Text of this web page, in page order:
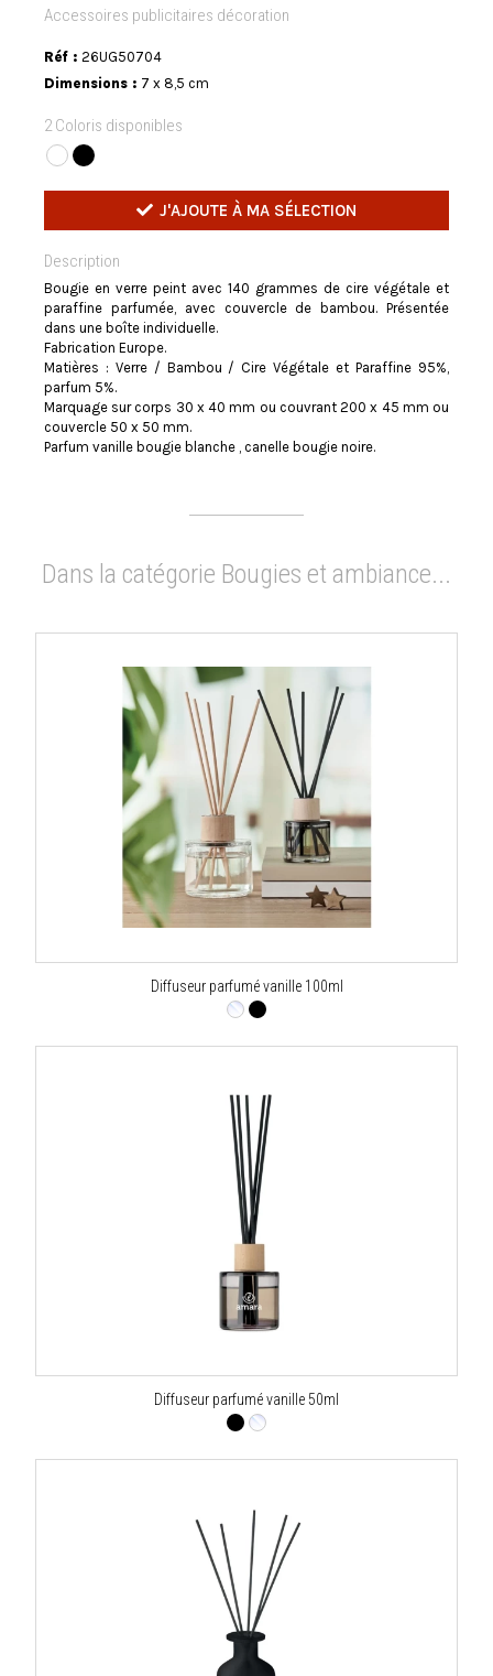
Accessoires publicitaires décoration
Réf : 26UG50704
Dimensions : 7 x 8,5 cm
2 Coloris disponibles
J'AJOUTE À MA SÉLECTION
Description
Bougie en verre peint avec 140 grammes de cire végétale et
paraffine parfumée, avec couvercle de bambou. Présentée
dans une boîte individuelle.
Fabrication Europe.
Matières : Verre / Bambou / Cire Végétale et Paraffine 95%,
parfum 5%.
Marquage sur corps 30 x 40 mm ou couvrant 200 x 45 mm ou
couvercle 50 x 50 mm.
Parfum vanille bougie blanche , canelle bougie noire.
Dans la catégorie Bougies et ambiance...
Diffuseur parfumé vanille 100ml
Diffuseur parfumé vanille 50ml